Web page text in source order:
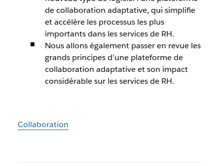
de collaboration adaptative, qui simplifie
et accélère les processus les plus
importants dans les services de RH.
Nous allons également passer en revue les
grands principes d’une plateforme de
collaboration adaptative et son impact
considérable sur les services de RH.
Collaboration